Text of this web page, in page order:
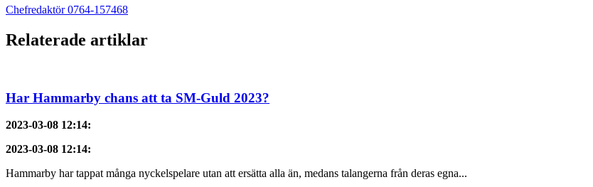
Chefredaktör 0764-157468
Relaterade artiklar
Har Hammarby chans att ta SM-Guld 2023?
2023-03-08 12:14:
2023-03-08 12:14:
Hammarby har tappat många nyckelspelare utan att ersätta alla än, medans talangerna från deras egna...